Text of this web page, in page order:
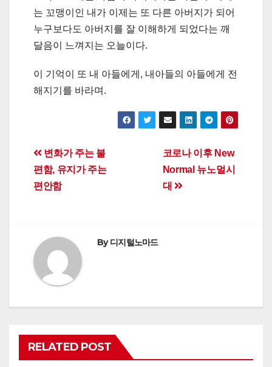
는 꼬맹이인 내가 이제는 또 다른 아버지가 되어
누구보다도 아버지를 잘 이해하게 되었다는 깨
달음이 느껴지는 오늘이다.
이 기억이 또 내 아들에게, 내아들의 아들에게 전
해지기를 바라며.
Post
navigation
코로나 이후 New
Normal 뉴노멀시
대
변화가 주는 불
편함, 유지가 주는
편안함
By디지털노마드
RELATED POST